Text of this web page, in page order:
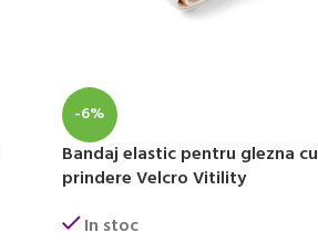
-6%
Bandaj elastic pentru glezna cu
prindere Velcro Vitility
In stoc